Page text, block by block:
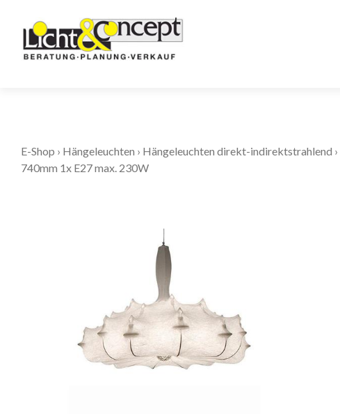
E-Shop › Hängeleuchten › Hängeleuchten direkt-indirektstrahlend ›
740mm 1x E27 max. 230W